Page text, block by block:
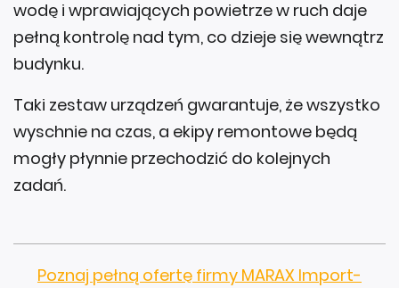
wodę i wprawiających powietrze w ruch daje
pełną kontrolę nad tym, co dzieje się wewnątrz
budynku.
Taki zestaw urządzeń gwarantuje, że wszystko
wyschnie na czas, a ekipy remontowe będą
mogły płynnie przechodzić do kolejnych
zadań.
Poznaj pełną ofertę firmy MARAX Import-